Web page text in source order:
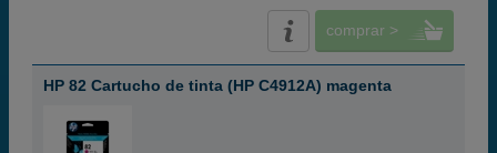
comprar >
HP 82 Cartucho de tinta (HP C4912A) magenta